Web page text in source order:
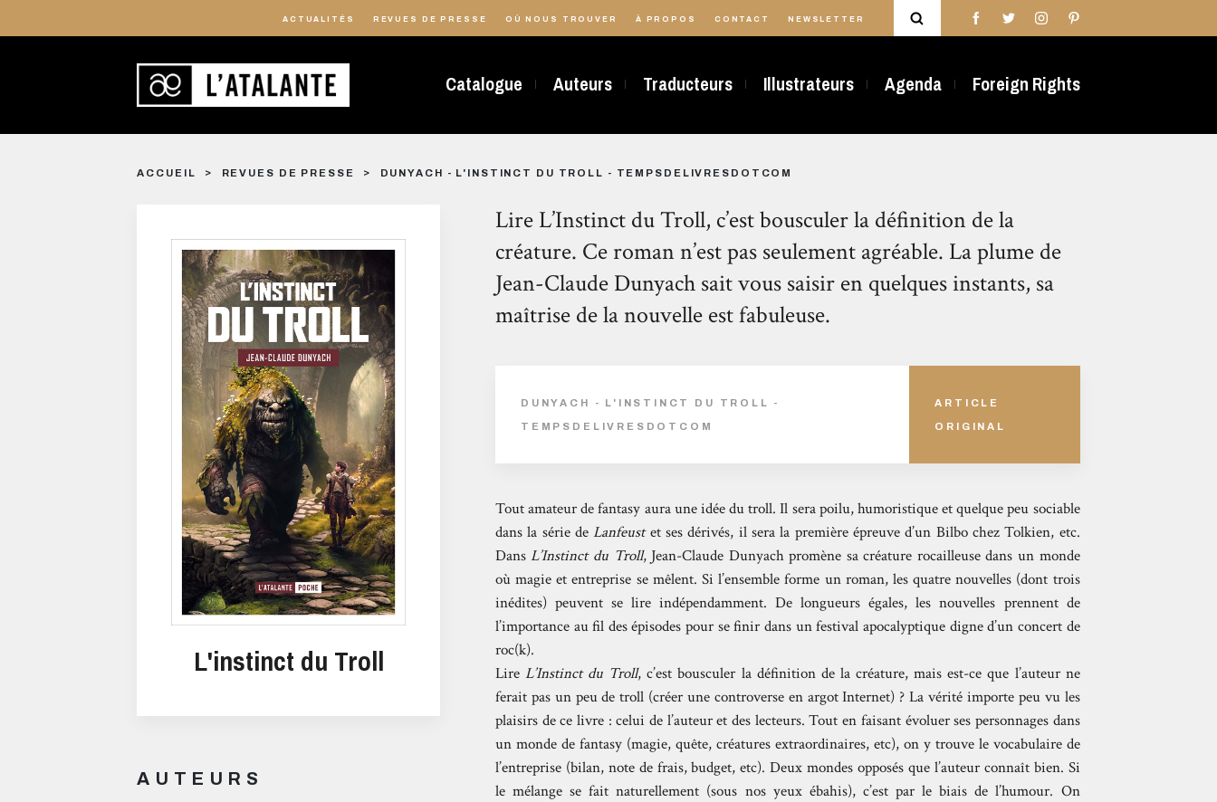
ACTUALITÉS REVUES DE PRESSE OÙ NOUS TROUVER À PROPOS CONTACT NEWSLETTER
Catalogue Auteurs Traducteurs Illustrateurs Agenda Foreign Rights
ACCUEIL REVUES DE PRESSE DUNYACH - L'INSTINCT DU TROLL - TEMPSDELIVRESDOTCOM
L'instinct du Troll
AUTEURS
Lire L’Instinct du Troll, c’est bousculer la définition de la
créature. Ce roman n’est pas seulement agréable. La plume de
Jean-Claude Dunyach sait vous saisir en quelques instants, sa
maîtrise de la nouvelle est fabuleuse.
DUNYACH - L'INSTINCT DU TROLL -
TEMPSDELIVRESDOTCOM
ARTICLE
ORIGINAL
Tout amateur de fantasy aura une idée du troll. Il sera poilu, humoristique et quelque peu sociable
dans la série deLanfeustet ses dérivés, il sera la première épreuve d’un Bilbo chez Tolkien, etc.
DansL’Instinct du Troll, Jean-Claude Dunyach promène sa créature rocailleuse dans un monde
où magie et entreprise se mêlent. Si l’ensemble forme un roman, les quatre nouvelles (dont trois
inédites) peuvent se lire indépendamment. De longueurs égales, les nouvelles prennent de
l’importance au fil des épisodes pour se finir dans un festival apocalyptique digne d’un concert de
roc(k).
LireL’Instinct du Troll, c’est bousculer la définition de la créature, mais est-ce que l’auteur ne
ferait pas un peu de troll (créer une controverse en argot Internet) ? La vérité importe peu vu les
plaisirs de ce livre : celui de l’auteur et des lecteurs. Tout en faisant évoluer ses personnages dans
un monde de fantasy (magie, quête, créatures extraordinaires, etc), on y trouve le vocabulaire de
l’entreprise (bilan, note de frais, budget, etc). Deux mondes opposés que l’auteur connaît bien. Si
le mélange se fait naturellement (sous nos yeux ébahis), c’est par le biais de l’humour. On